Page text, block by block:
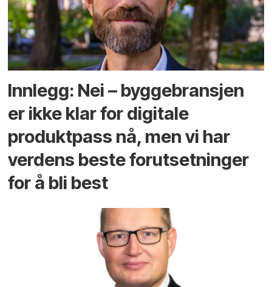
Innlegg: Nei – byggebransjen
er ikke klar for digitale
produktpass nå, men vi har
verdens beste forutsetninger
for å bli best